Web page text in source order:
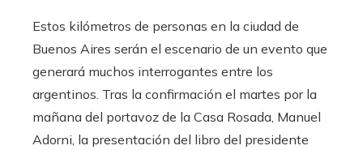
Estos kilómetros de personas en la ciudad de
Buenos Aires serán el escenario de un evento que
generará muchos interrogantes entre los
argentinos. Tras la confirmación el martes por la
mañana del portavoz de la Casa Rosada, Manuel
Adorni, la presentación del libro del presidente